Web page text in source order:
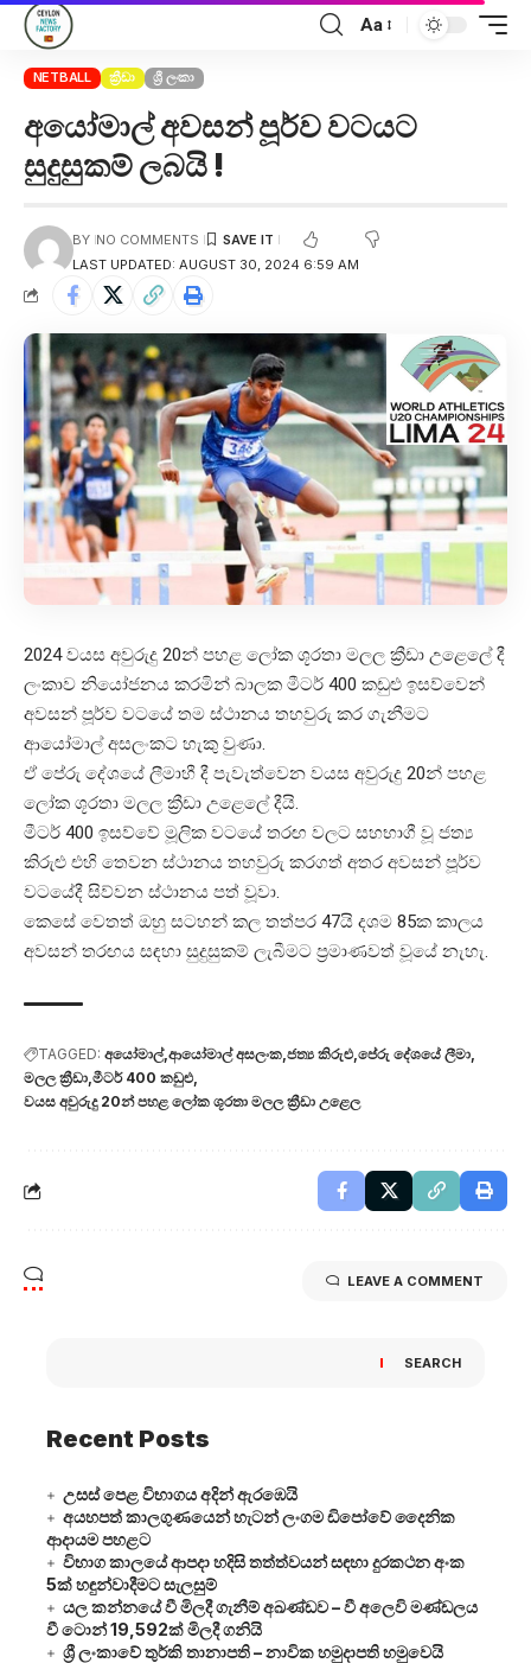
Aa
NETBALL ක්‍රීඩා ශ්‍රී ලංකා
අයෝමාල් අවසන් පූර්ව වටයට
සුදුසුකම් ලබයි !
LAST UPDATED: AUGUST 30, 2024 6:59 AM
BY NO COMMENTS
2024 වයස අවුරුදු 20න් පහළ ලෝක ශූරතා මලල ක්‍රීඩා උළෙලේ දී
ලංකාව නියෝජනය කරමින් බාලක මීටර් 400 කඩුළු ඉසව්වෙන්
අවසන් පූර්ව වටයේ තම ස්ථානය තහවුරු කර ගැනීමට
ආයෝමාල් අසලංකට හැකු වුණා.
ඒ පේරු දේශයේ ලීමාහී දී පැවැත්වෙන වයස අවුරුදු 20න් පහළ
ලෝක ශූරතා මලල ක්‍රීඩා උළෙලේ දීයි.
මීටර් 400 ඉසව්වේ මූලික වටයේ තරඟ වලට සහභාගී වූ ජත්‍ය
කිරුළු එහි තෙවන ස්ථානය තහවුරු කරගත් අතර අවසන් පූර්ව
වටයේදී සිව්වන ස්ථානය පත් වූවා.
කෙසේ වෙතත් ඔහු සටහන් කල තත්පර 47යි දශම 85ක කාලය
අවසන් තරඟය සඳහා සුදුසුකම් ලැබීමට ප්‍රමාණවත් වූයේ නැහැ.
TAGGED: අයෝමාල් ආයෝමාල් අසලංක ජත්‍ය කිරුළු පේරු දේශයේ ලීමා
මලල ක්‍රීඩා මීටර් 400 කඩුළු
වයස අවුරුදු 20න් පහළ ලෝක ශූරතා මලල ක්‍රීඩා උළෙල
LEAVE A COMMENT
SEARCH
Recent Posts
උසස් පෙළ විභාගය අදින් ඇරඹෙයි
අයහපත් කාලගුණයෙන් හැටන් ලංගම ඩිපෝවේ දෛනික
ආදායම පහළට
විභාග කාලයේ ආපදා හදිසි තත්ත්වයන් සඳහා දුරකථන අංක
5ක් හඳුන්වාදීමට සැලසුම්
යල කන්නයේ වී මිලදී ගැනීම් අඛණ්ඩව – වී අලෙවි මණ්ඩලය
වී ටොන් 19,592ක් මිලදී ගනියි
ශ්‍රී ලංකාවේ තුර්කි තානාපති – නාවික හමුදාපති හමුවෙයි